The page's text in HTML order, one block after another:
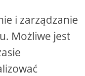
i zarządzanie
Możliwe jest